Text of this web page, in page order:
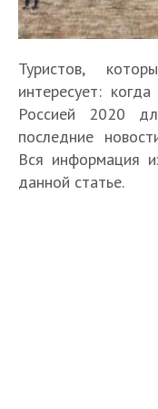
Туристов,
интересует:
Россией 2020
последние
Вся информация
данной статье.